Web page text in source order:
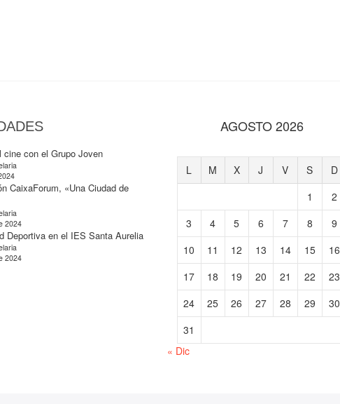
cine con el Grupo Joven
CaixaForum, «Una Ciudad de
2024
Deportiva en el IES Santa Aurelia
2024
AGOSTO 2026
L M X J V S
D
1
2
3
4 5 6 7 8
9
10
11 12 13 14 15
16
17
18 19 20 21 22
23
24
25 26 27 28 29
30
31
« Dic